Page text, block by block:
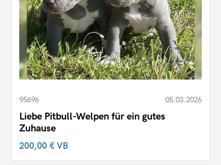
95696 05.03.2026
Liebe Pitbull-Welpen für ein gutes
Zuhause
200,00 €VB